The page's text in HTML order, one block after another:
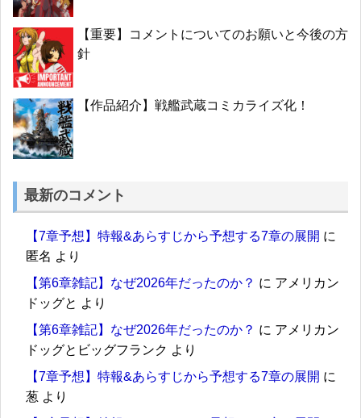
【重要】コメントについてのお願いと今後の方
針
【作品紹介】戦艦武蔵コミカライズ化！
最新のコメント
【7章予想】特報&あらすじから予想する7章の展開 に
匿名 より
【第6章雑記】なぜ2026年だったのか？ に アメリカン
ドッグと より
【第6章雑記】なぜ2026年だったのか？ に アメリカン
ドッグとビッグフランク より
【7章予想】特報&あらすじから予想する7章の展開 に
葱 より